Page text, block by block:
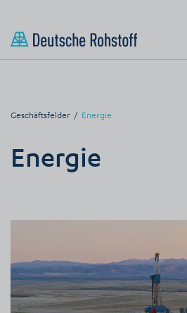
Geschäftsfelder Energie
Energie